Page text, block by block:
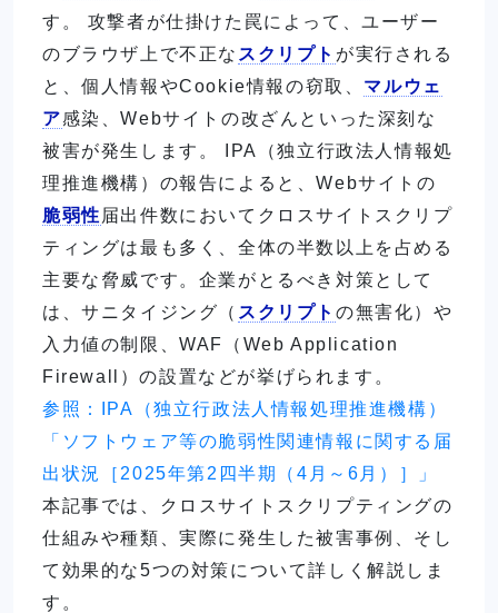
す。 攻撃者が仕掛けた罠によって、ユーザー
のブラウザ上で不正な スクリプト が実行される
と、個人情報やCookie情報の窃取、 マルウェ
ア感染、Webサイトの改ざんといった深刻な
被害が発生します。 IPA（独立行政法人情報処
理推進機構）の報告によると、Webサイトの
脆弱性 届出件数においてクロスサイトスクリプ
ティングは最も多く、全体の半数以上を占める
主要な脅威です。企業がとるべき対策として
は、サニタイジング（ スクリプト の無害化）や
入力値の制限、WAF（Web Application
Firewall）の設置などが挙げられます。
参照：IPA（独立行政法人情報処理推進機構）
「ソフトウェア等の脆弱性関連情報に関する届
出状況［2025年第2四半期（4月～6月）］」
本記事では、クロスサイトスクリプティングの
仕組みや種類、実際に発生した被害事例、そし
て効果的な5つの対策について詳しく解説しま
す。